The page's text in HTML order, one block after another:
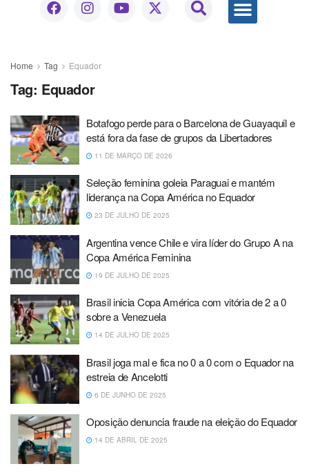
Home Tag Equador
Tag: Equador
Botafogo perde para o Barcelona de Guayaquil e
está fora da fase de grupos da Libertadores
11 DE MARÇO DE 2026
Seleção feminina goleia Paraguai e mantém
liderança na Copa América no Equador
23 DE JULHO DE 2025
Argentina vence Chile e vira líder do Grupo A na
Copa América Feminina
19 DE JULHO DE 2025
Brasil inicia Copa América com vitória de 2 a 0
sobre a Venezuela
14 DE JULHO DE 2025
Brasil joga mal e fica no 0 a 0 com o Equador na
estreia de Ancelotti
6 DE JUNHO DE 2025
Oposição denuncia fraude na eleição do Equador
14 DE ABRIL DE 2025